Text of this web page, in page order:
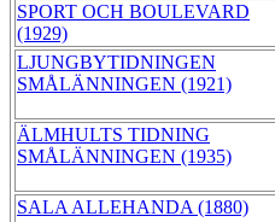
SPORT OCH BOULEVARD
(1929)
LJUNGBYTIDNINGEN
SMÅLÄNNINGEN (1921)
ÄLMHULTS TIDNING
SMÅLÄNNINGEN (1935)
SALA ALLEHANDA (1880)